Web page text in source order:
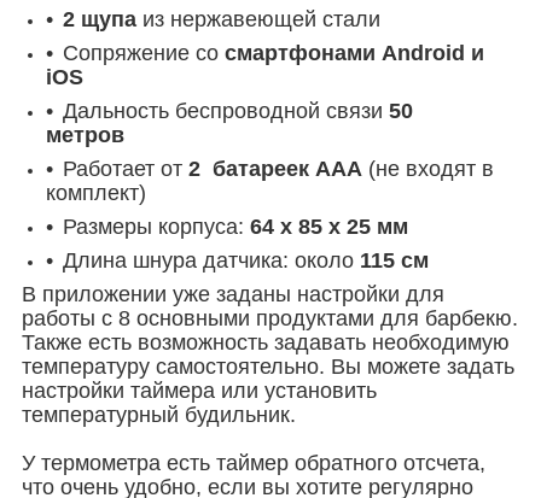
2 щупа из нержавеющей стали
Сопряжение со смартфонами Android и
iOS
Дальность беспроводной связи 50
метров
Работает от 2 батареек ААА (не входят в
комплект)
Размеры корпуса: 64 x 85 x 25 мм
Длина шнура датчика: около 115 см
В приложении уже заданы настройки для
работы с 8 основными продуктами для барбекю.
Также есть возможность задавать необходимую
температуру самостоятельно. Вы можете задать
настройки таймера или установить
температурный будильник.
У термометра есть таймер обратного отсчета,
что очень удобно, если вы хотите регулярно